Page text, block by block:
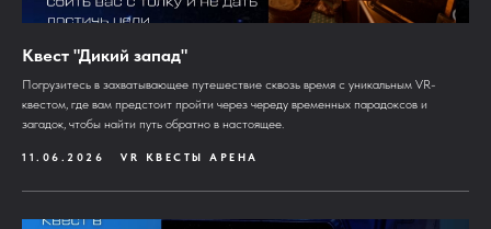
Квест "Дикий запад"
Погрузитесь в захватывающее путешествие сквозь время с уникальным VR-
квестом, где вам предстоит пройти через череду временных парадоксов и
загадок, чтобы найти путь обратно в настоящее.
11.06.2026 VR КВЕСТЫ АРЕНА